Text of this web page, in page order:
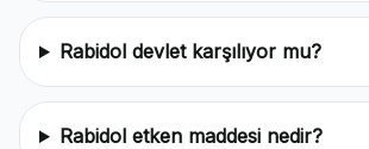
Rabidol devlet karşılıyor mu?
Rabidol etken maddesi nedir?